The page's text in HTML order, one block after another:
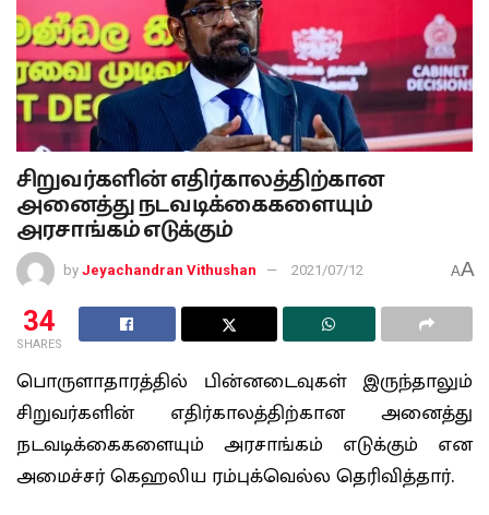
சிறுவர்களின் எதிர்காலத்திற்கான
அனைத்து நடவடிக்கைகளையும்
அரசாங்கம் எடுக்கும்
by Jeyachandran Vithushan 2021/07/12 AA
34
SHARES
பொருளாதாரத்தில் பின்னடைவுகள் இருந்தாலும்
சிறுவர்களின் எதிர்காலத்திற்கான அனைத்து
நடவடிக்கைகளையும் அரசாங்கம் எடுக்கும் என
அமைச்சர் கெஹலிய ரம்புக்வெல்ல தெரிவித்தார்.